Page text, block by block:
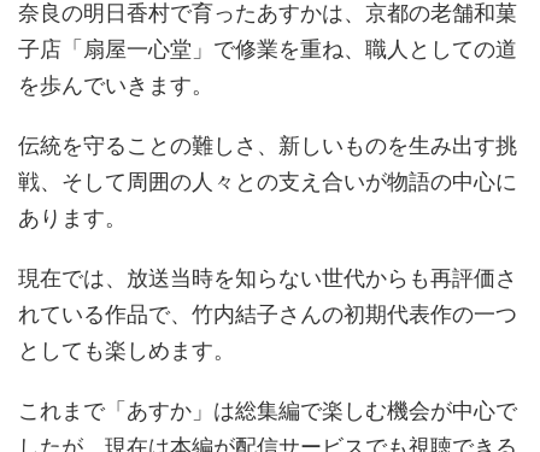
奈良の明日香村で育ったあすかは、京都の老舗和菓
子店「扇屋一心堂」で修業を重ね、職人としての道
を歩んでいきます。
伝統を守ることの難しさ、新しいものを生み出す挑
戦、そして周囲の人々との支え合いが物語の中心に
あります。
現在では、放送当時を知らない世代からも再評価さ
れている作品で、竹内結子さんの初期代表作の一つ
としても楽しめます。
これまで「あすか」は総集編で楽しむ機会が中心で
したが、現在は本編が配信サービスでも視聴できる